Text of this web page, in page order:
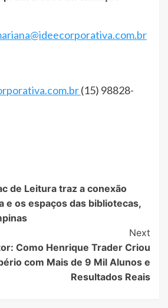
(15) 98828-
de Leitura traz a conexão
e os espaços das bibliotecas,
Next
Como Henrique Trader Criou
com Mais de 9 Mil Alunos e
Resultados Reais